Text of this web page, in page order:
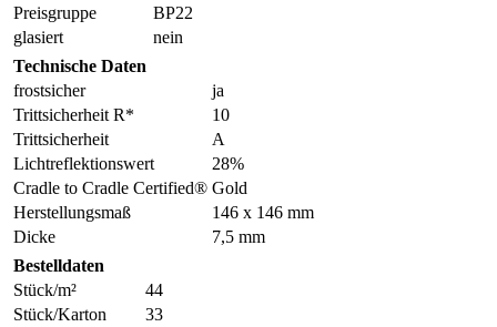
Preisgruppe
BP22
glasiert
nein
Technische Daten
frostsicher
ja
Trittsicherheit R*
10
Trittsicherheit
A
Lichtreflektionswert
28%
Cradle to Cradle Certified® Gold
Herstellungsmaß
146 x 146 mm
Dicke
7,5 mm
Bestelldaten
Stück/m²
44
Stück/Karton
33